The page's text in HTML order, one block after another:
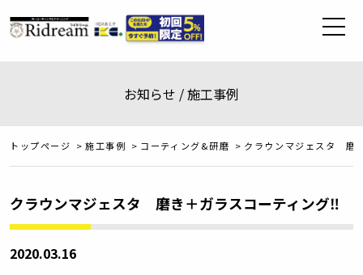
お知らせ / 施工事例
トップページ > 施工事例 > コーティング&研磨 > クラウンマジェスタ 磨
クラウンマジェスタ 磨き＋ガラスコーティング‼️
2020.03.16